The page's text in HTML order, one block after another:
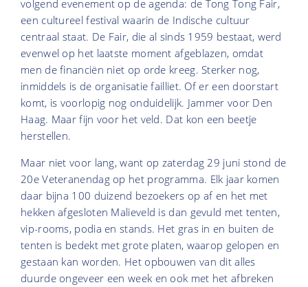
volgend evenement op de agenda: de Tong Tong Fair,
een cultureel festival waarin de Indische cultuur
centraal staat. De Fair, die al sinds 1959 bestaat, werd
evenwel op het laatste moment afgeblazen, omdat
men de financiën niet op orde kreeg. Sterker nog,
inmiddels is de organisatie failliet. Of er een doorstart
komt, is voorlopig nog onduidelijk. Jammer voor Den
Haag. Maar fijn voor het veld. Dat kon een beetje
herstellen.
Maar niet voor lang, want op zaterdag 29 juni stond de
20e Veteranendag op het programma. Elk jaar komen
daar bijna 100 duizend bezoekers op af en het met
hekken afgesloten Malieveld is dan gevuld met tenten,
vip-rooms, podia en stands. Het gras in en buiten de
tenten is bedekt met grote platen, waarop gelopen en
gestaan kan worden. Het opbouwen van dit alles
duurde ongeveer een week en ook met het afbreken